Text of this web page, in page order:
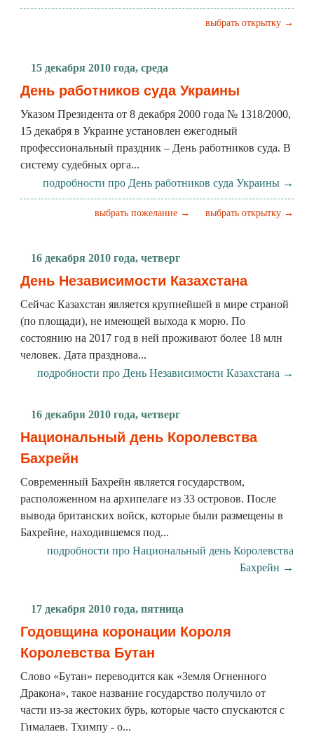
выбрать открытку →
15 декабря 2010 года, среда
День работников суда Украины
Указом Президента от 8 декабря 2000 года № 1318/2000,
15 декабря в Украине установлен ежегодный
профессиональный праздник – День работников суда. В
систему судебных орга...
подробности про День работников суда Украины →
выбрать открытку →
выбрать пожелание →
16 декабря 2010 года, четверг
День Независимости Казахстана
Сейчас Казахстан является крупнейшей в мире страной
(по площади), не имеющей выхода к морю. По
состоянию на 2017 год в ней проживают более 18 млн
человек. Дата празднова...
подробности про День Независимости Казахстана →
16 декабря 2010 года, четверг
Национальный день Королевства
Бахрейн
Современный Бахрейн является государством,
расположенном на архипелаге из 33 островов. После
вывода британских войск, которые были размещены в
Бахрейне, находившемся под...
подробности про Национальный день Королевства
Бахрейн →
17 декабря 2010 года, пятница
Годовщина коронации Короля
Королевства Бутан
Слово «Бутан» переводится как «Земля Огненного
Дракона», такое название государство получило от
части из-за жестоких бурь, которые часто спускаются с
Гималаев. Тхимпу - о...